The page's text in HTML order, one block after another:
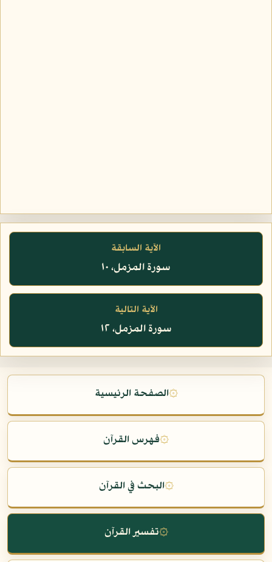
الآية السابقة
سورة المزمل، ١٠
الآية التالية
سورة المزمل، ١٢
۞الصفحة الرئيسية
۞فهرس القرآن
۞البحث في القرآن
۞تفسير القرآن